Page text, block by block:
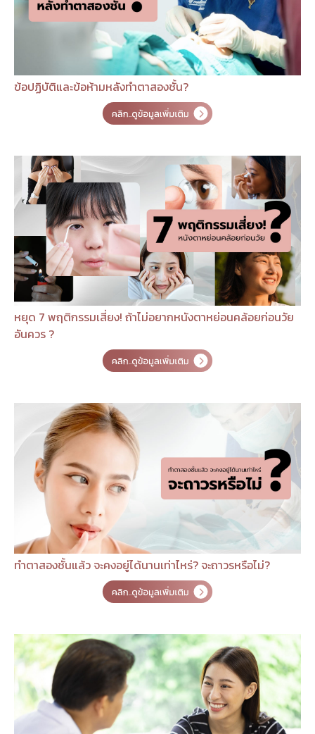
ข้อปฏิบัติและข้อห้ามหลังทำตาสองชั้น?
หยุด 7 พฤติกรรมเสี่ยง! ถ้าไม่อยากหนังตาหย่อนคล้อยก่อนวัย
อันควร ?
ทำตาสองชั้นแล้ว จะคงอยู่ได้นานเท่าไหร่? จะถาวรหรือไม่?